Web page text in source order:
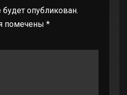
опубликован.
помечены *